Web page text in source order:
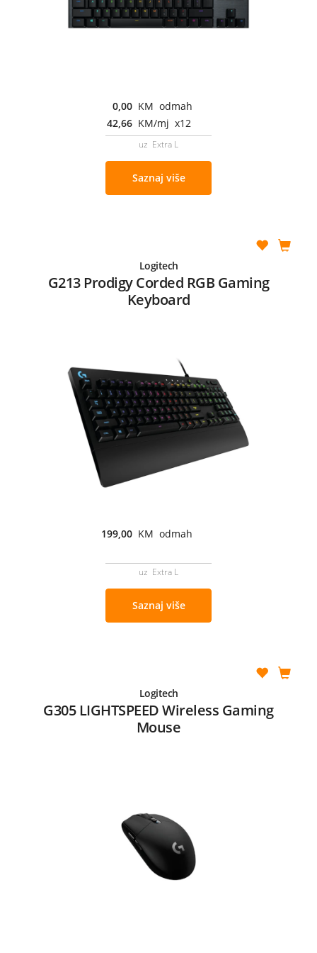
0,00 KM odmah
42,66 KM/mj x12
uz Extra L
Saznaj više
Logitech
G213 Prodigy Corded RGB Gaming
Keyboard
199,00 KM odmah
uz Extra L
Saznaj više
Logitech
G305 LIGHTSPEED Wireless Gaming
Mouse